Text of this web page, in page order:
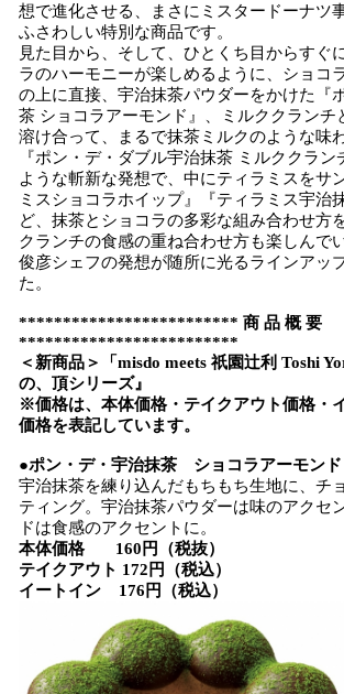
想で進化させる、まさにミスタードーナツ
ふさわしい特別な商品です。
見た目から、そして、ひとくち目からすぐ
ラのハーモニーが楽しめるように、ショコ
の上に直接、宇治抹茶パウダーをかけた『
茶 ショコラアーモンド』、ミルククランチ
溶け合って、まるで抹茶ミルクのような味
『ポン・デ・ダブル宇治抹茶 ミルククラ
ような斬新な発想で、中にティラミスをサ
ミスショコラホイップ』『ティラミス宇治
ど、抹茶とショコラの多彩な組み合わせ方
クランチの食感の重ね合わせ方も楽しんで
俊彦シェフの発想が随所に光るラインアッ
た。
************************* 商 品 概 要
*************************
＜新商品＞「misdo meets 祇園辻利 Toshi
の、頂シリーズ』
※価格は、本体価格・テイクアウト価格・
価格を表記しています。
●ポン・デ・宇治抹茶 ショコラアーモンド
宇治抹茶を練り込んだもちもち生地に、チ
ティング。宇治抹茶パウダーは味のアクセ
ドは食感のアクセントに。
本体価格 160円（税抜）
テイクアウト 172円（税込）
イートイン 176円（税込）